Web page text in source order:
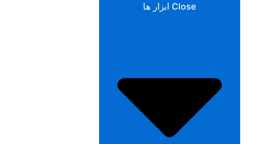
Close ابزار ها